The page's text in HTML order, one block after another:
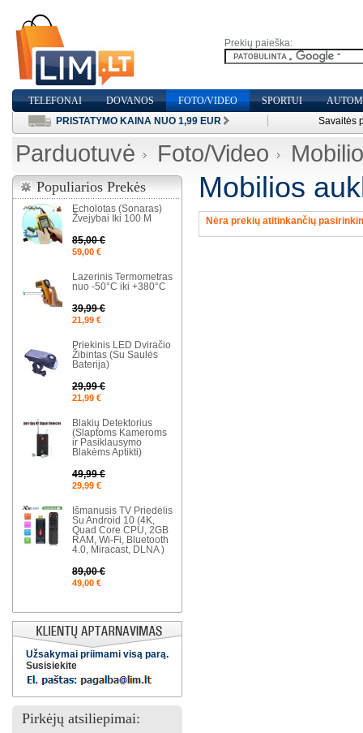
Prekių paieška:
TELEFONAI DOVANOS FOTO/VIDEO SPORTUI
PRISTATYMO KAINA NUO 1,99 EUR
Savaitės
Parduotuvė Foto/Video
Mobilios
Nėra prekių atitinkančių
Populiarios Prekės
Echolotas (Sonaras)
Žvejybai Iki 100 M
85,00 €
59,00 €
Lazerinis Termometras
nuo -50°C iki +380°C
39,99 €
21,99 €
Priekinis LED Dviračio
Žibintas (Su Saulės
Baterija)
29,99 €
21,99 €
Blakių Detektorius
(Slaptoms Kameroms
ir Pasiklausymo
Blakėms Aptikti)
49,99 €
29,99 €
Išmanusis TV Priedėlis
Su Android 10 (4K,
Quad Core CPU, 2GB
RAM, Wi-Fi, Bluetooth
4.0, Miracast, DLNA )
89,00 €
49,00 €
Užsakymai priimami visą parą.
Susisiekite
Pirkėjų atsiliepimai: